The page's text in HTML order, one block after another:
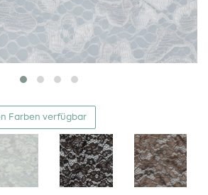
Farben verfügbar